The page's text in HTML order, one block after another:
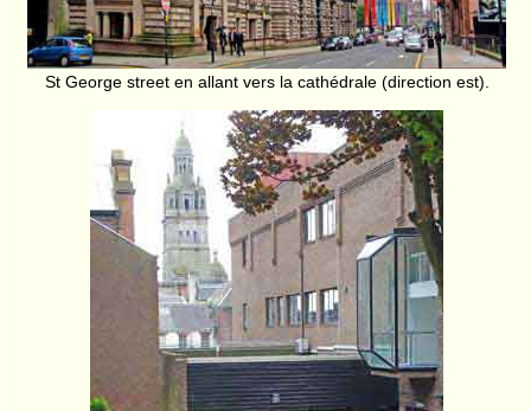
St George street en allant vers la cathédrale (direction est).